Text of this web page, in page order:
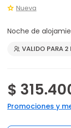
Nueva
Noche de
VALIDO PARA 2
$
Promociones y